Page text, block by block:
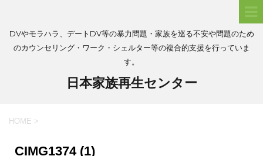
DVやモラハラ、デートDV等の暴力問題・家族を巡る不安や問題のため
のカウンセリング・ワーク・シェルター等の複合的支援を行っていま
す。
日本家族再生センター
HOME >
CIMG1374 (1)